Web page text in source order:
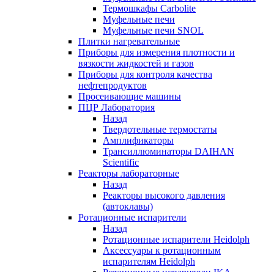
Термошкафы Carbolite
Муфельные печи
Муфельные печи SNOL
Плитки нагревательные
Приборы для измерения плотности и
вязкости жидкостей и газов
Приборы для контроля качества
нефтепродуктов
Просеивающие машины
ПЦР Лаборатория
Назад
Твердотельные термостаты
Амплификаторы
Трансиллюминаторы DAIHAN
Scientific
Реакторы лабораторные
Назад
Реакторы высокого давления
(автоклавы)
Ротационные испарители
Назад
Ротационные испарители Heidolph
Аксессуары к ротационным
испарителям Heidolph